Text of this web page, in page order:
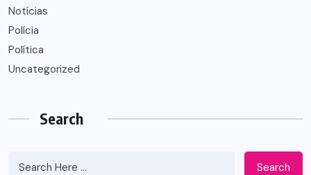
Notícias
Polícia
Política
Uncategorized
Search
Search